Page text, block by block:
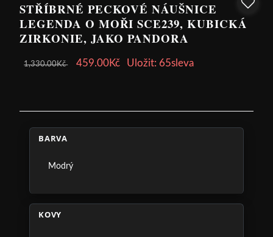
STŘÍBRNÉ PECKOVÉ NÁUŠNICE
LEGENDA O MOŘI SCE239, KUBICKÁ
ZIRKONIE, JAKO PANDORA
1,330.00Kč 459.00Kč Uložit: 65sleva
BARVA
Modrý
KOVY